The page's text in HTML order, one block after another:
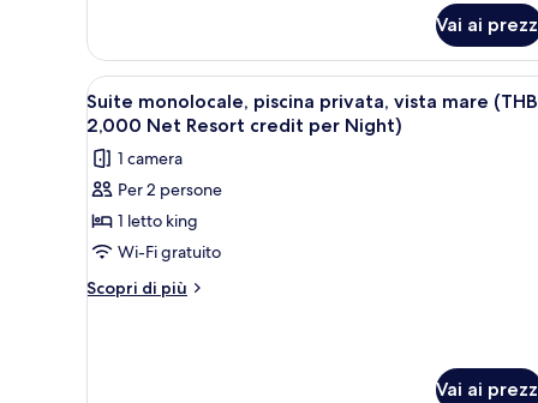
Resort
credit
per
Night)
Deluxe
(THB
2,000
Net
Resort
credit
per
Vai ai
Apri
tutte
le
foto
per
Suite
monolocale,
piscina
Minibar, cassaforte in
5
Suite monolocale, piscina privata, vista mare (THB
2,000 Net Resort credit per Night)
1 camera
Per 2 persone
1 letto king
Wi-Fi gratuito
Scopri di più
Altri
Vai ai